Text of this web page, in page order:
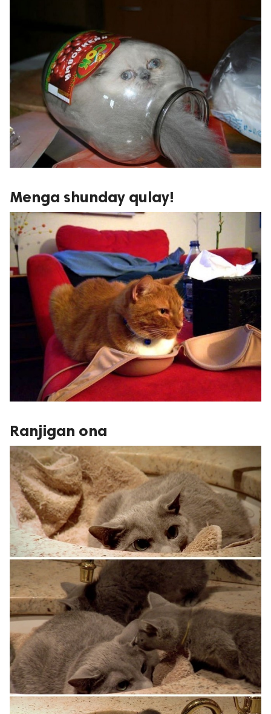
Menga shunday qulay!
Ranjigan ona